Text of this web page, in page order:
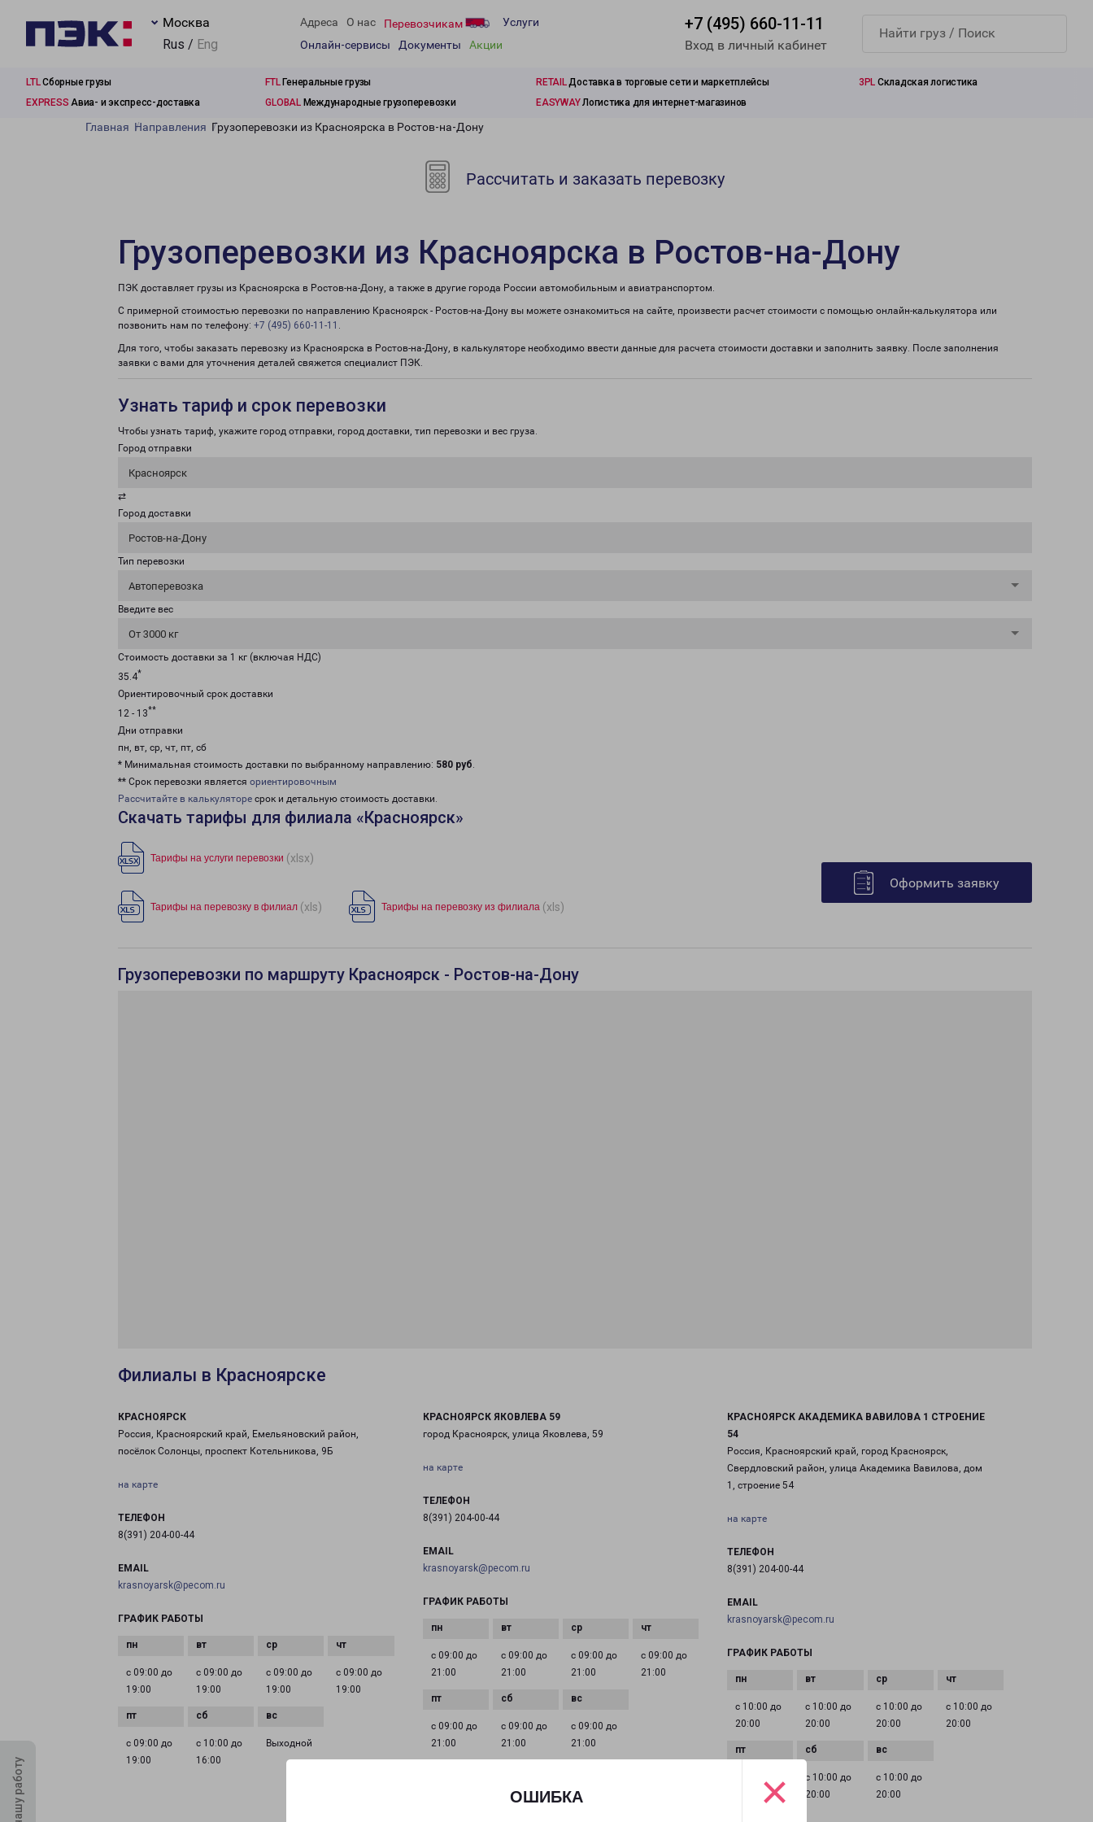
ОШИБКА ×
Москва
Rus / Eng
Адреса О нас Перевозчикам
Услуги
Онлайн-сервисы
Документы Акции
+7 (495) 660-11-11
Вход в личный кабинет
LTLСборные грузы FTLГенеральные грузы RETAILДоставка в торговые сети и маркетплейсы 3PL Складская логистика
EXPRESS Авиа- и экспресс-доставка GLOBALМеждународные грузоперевозки EASYWAYЛогистика для интернет-магазинов
Главная Направления Грузоперевозки из Красноярска в Ростов-на-Дону
Рассчитать и заказать перевозку
Грузоперевозки из Красноярска в Ростов-на-Дону
ПЭК доставляет грузы из Красноярска в Ростов-на-Дону, а также в другие города России автомобильным и авиатранспортом.
С примерной стоимостью перевозки по направлению Красноярск - Ростов-на-Дону вы можете ознакомиться на сайте, произвести расчет стоимости с помощью онлайн-калькулятора или
позвонить нам по телефону: +7 (495) 660-11-11 .
Для того, чтобы заказать перевозку из Красноярска в Ростов-на-Дону, в калькуляторе необходимо ввести данные для расчета стоимости доставки и заполнить заявку. После заполнения
заявки с вами для уточнения деталей свяжется специалист ПЭК.
Узнать тариф и срок перевозки
Чтобы узнать тариф, укажите город отправки, город доставки, тип перевозки и вес груза.
Город отправки
Красноярск
⇄
Город доставки
Ростов-на-Дону
Тип перевозки
Автоперевозка
Введите вес
От 3000 кг
Стоимость доставки за 1 кг (включая НДС)
35.4*
Ориентировочный срок доставки
12 - 13**
Дни отправки
пн, вт, ср, чт, пт, сб
* Минимальная стоимость доставки по выбранному направлению: 580 руб.
** Срок перевозки является ориентировочным
Рассчитайте в калькуляторе срок и детальную стоимость доставки.
Скачать тарифы для филиала «Красноярск»
Тарифы на услуги перевозки (xlsx)
Тарифы на перевозку в филиал (xls) Тарифы на перевозку из филиала (xls)
Оформить заявку
Грузоперевозки по маршруту Красноярск - Ростов-на-Дону
Филиалы в Красноярске
КРАСНОЯРСК
Россия, Красноярский край, Емельяновский район,
посёлок Солонцы, проспект Котельникова, 9Б
на карте
ТЕЛЕФОН
8(391) 204-00-44
EMAIL
krasnoyarsk@pecom.ru
ГРАФИК РАБОТЫ
с 09:00 до
19:00
с 09:00 до
19:00
с 09:00 до
19:00
с 09:00 до
19:00
с 09:00 до
19:00
с 10:00 до
16:00
Выходной
КРАСНОЯРСК ЯКОВЛЕВА 59
город Красноярск, улица Яковлева, 59
на карте
ТЕЛЕФОН
8(391) 204-00-44
EMAIL
krasnoyarsk@pecom.ru
ГРАФИК РАБОТЫ
с 09:00 до
21:00
с 09:00 до
21:00
с 09:00 до
21:00
с 09:00 до
21:00
с 09:00 до
21:00
с 09:00 до
21:00
с 09:00 до
21:00
КРАСНОЯРСК АКАДЕМИКА ВАВИЛОВА 1 СТРОЕНИЕ
54
Россия, Красноярский край, город Красноярск,
Свердловский район, улица Академика Вавилова, дом
1, строение 54
на карте
ТЕЛЕФОН
8(391) 204-00-44
EMAIL
krasnoyarsk@pecom.ru
ГРАФИК РАБОТЫ
с 10:00 до
20:00
с 10:00 до
20:00
с 10:00 до
20:00
с 10:00 до
20:00
с 10:00 до
20:00
с 10:00 до
20:00